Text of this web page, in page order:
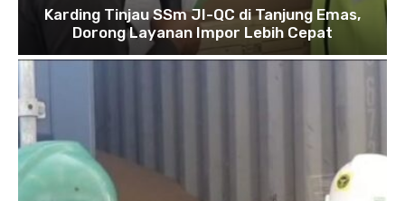
Karding Tinjau SSm JI-QC di Tanjung Emas,
Dorong Layanan Impor Lebih Cepat